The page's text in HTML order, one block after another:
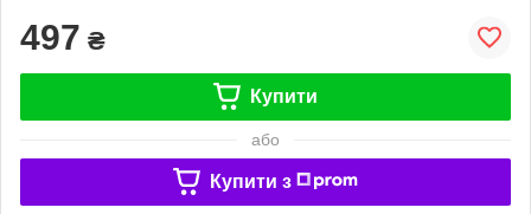
497 ₴
Купити
або
Купити з